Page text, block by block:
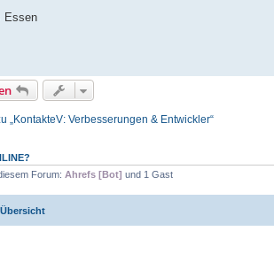
Essen
„KontakteV: Verbesserungen & Entwickler“
Forum: Ahrefs [Bot] und 1 Gast